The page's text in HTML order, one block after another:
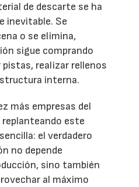
de descarte se ha
inevitable. Se
o se elimina,
sigue comprando
realizar rellenos
interna.
más empresas del
este
el verdadero
no depende
sino también
al máximo